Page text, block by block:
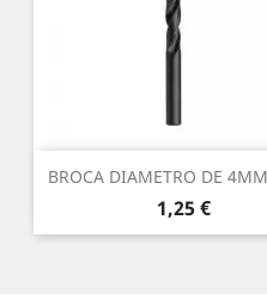
BROCA DIAMETRO DE
Precio
1,25 €